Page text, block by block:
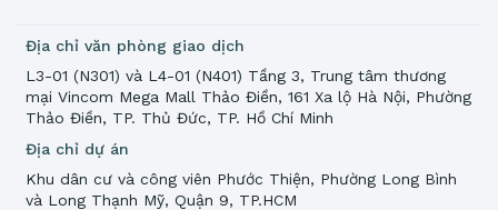
Địa chỉ dự án
Khu dân cư và công viên Phước Thiện, Phường Long Bình
và Long Thạnh Mỹ, Quận 9, TP.HCM
Địa chỉ văn phòng giao dịch
L3-01 (N301) và L4-01 (N401) Tầng 3, Trung tâm thương
mại Vincom Mega Mall Thảo Điền, 161 Xa lộ Hà Nội, Phường
Thảo Điền, TP. Thủ Đức, TP. Hồ Chí Minh